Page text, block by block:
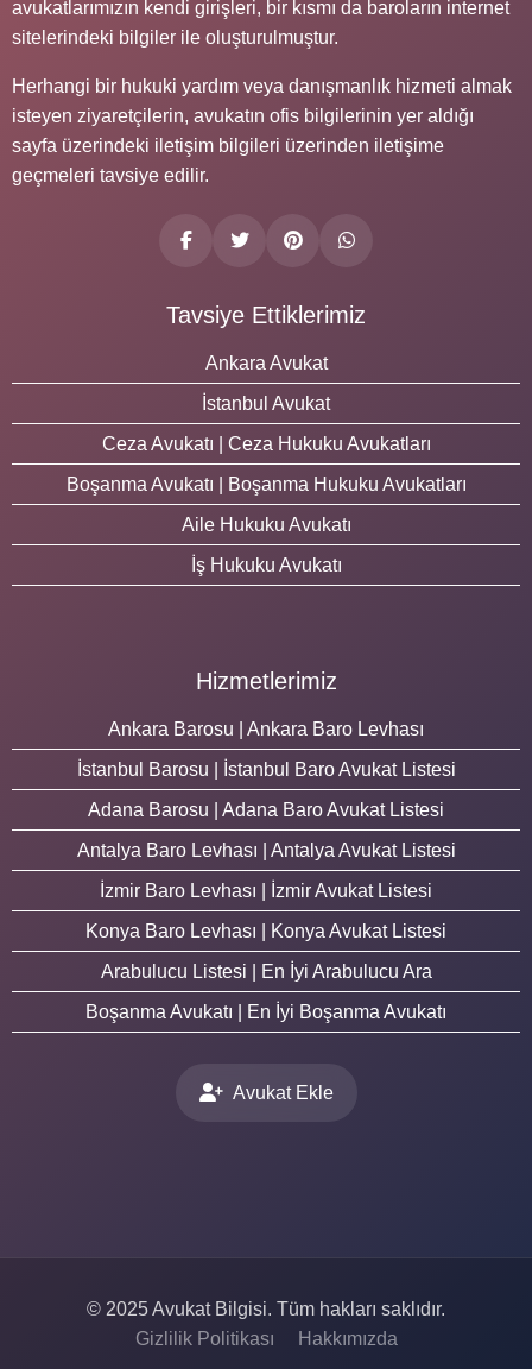
avukatlarımızın kendi girişleri, bir kısmı da baroların internet
sitelerindeki bilgiler ile oluşturulmuştur.
Herhangi bir hukuki yardım veya danışmanlık hizmeti almak
isteyen ziyaretçilerin, avukatın ofis bilgilerinin yer aldığı
sayfa üzerindeki iletişim bilgileri üzerinden iletişime
geçmeleri tavsiye edilir.
Tavsiye Ettiklerimiz
Ankara Avukat
İstanbul Avukat
Ceza Avukatı | Ceza Hukuku Avukatları
Boşanma Avukatı | Boşanma Hukuku Avukatları
Aile Hukuku Avukatı
İş Hukuku Avukatı
Hizmetlerimiz
Ankara Barosu | Ankara Baro Levhası
İstanbul Barosu | İstanbul Baro Avukat Listesi
Adana Barosu | Adana Baro Avukat Listesi
Antalya Baro Levhası | Antalya Avukat Listesi
İzmir Baro Levhası | İzmir Avukat Listesi
Konya Baro Levhası | Konya Avukat Listesi
Arabulucu Listesi | En İyi Arabulucu Ara
Boşanma Avukatı | En İyi Boşanma Avukatı
Avukat Ekle
© 2025 Avukat Bilgisi. Tüm hakları saklıdır.
Gizlilik Politikası
Hakkımızda